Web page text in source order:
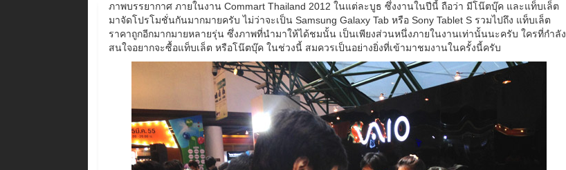
ภาพบรรยากาศ ภายในงาน Commart Thailand 2012 ในแต่ละบูธ ซึ่งงานในปีนี้ ถือว่า มีโน๊ตบุ๊ค และแท็บเล็ต
มาจัดโปรโมชั่นกันมากมายครับ ไม่ว่าจะเป็น Samsung Galaxy Tab หรือ Sony Tablet S รวมไปถึง แท็บเล็ต
ราคาถูกอีกมากมายหลายรุ่น ซึ่งภาพที่นำมาให้ได้ชมนั้น เป็นเพียงส่วนหนึ่งภายในงานเท่านั้นนะครับ ใครที่กำลัง
สนใจอยากจะซื้อแท็บเล็ต หรือโน๊ตบุ๊ค ในช่วงนี้ สมควรเป็นอย่างยิ่งที่เข้ามาชมงานในครั้งนี้ครับ